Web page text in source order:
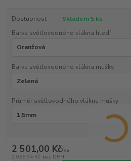
Dostupnost
Skladem 5 ks
Barva světlovodného vlákna hledí
Barva světlovodného vlákna mušky
Průměr světlovodného vlákna mušky
2 501,00 Kč/ks
2 066,94 Kč bez DPH